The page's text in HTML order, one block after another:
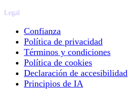
Legal
Confianza
Política de privacidad
Términos y condiciones
Política de cookies
Declaración de accesibilidad
Principios de IA